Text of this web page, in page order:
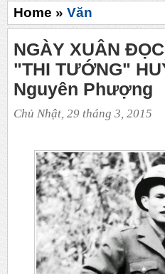
Home » Văn
NGÀY XUÂN
"THI TƯỚNG"
Nguyên Phượng
Chủ Nhật, 29 tháng 3, 2015